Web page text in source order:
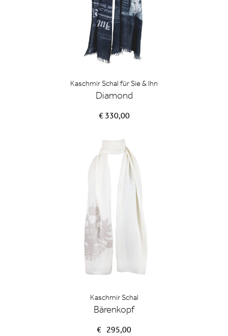
Kaschmir Schal für Sie & Ihn
Diamond
€ 330,00
Kaschmir Schal
Bärenkopf
€ 295,00